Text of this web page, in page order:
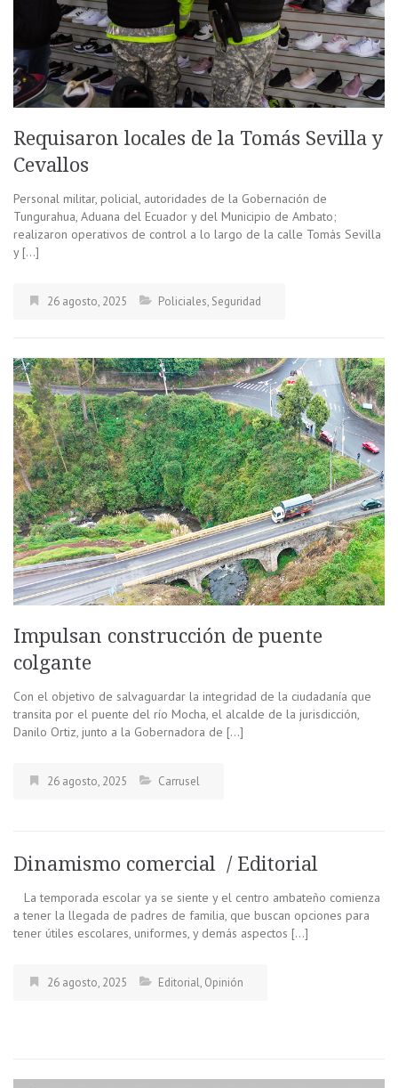
Requisaron locales de la Tomás Sevilla y
Cevallos
Personal militar, policial, autoridades de la Gobernación de
Tungurahua, Aduana del Ecuador y del Municipio de Ambato;
realizaron operativos de control a lo largo de la calle Tomás Sevilla
y […]
26 agosto, 2025 Policiales, Seguridad
Impulsan construcción de puente
colgante
Con el objetivo de salvaguardar la integridad de la ciudadanía que
transita por el puente del río Mocha, el alcalde de la jurisdicción,
Danilo Ortiz, junto a la Gobernadora de […]
26 agosto, 2025 Carrusel
Dinamismo comercial / Editorial
La temporada escolar ya se siente y el centro ambateño comienza
a tener la llegada de padres de familia, que buscan opciones para
tener útiles escolares, uniformes, y demás aspectos […]
26 agosto, 2025 Editorial, Opinión